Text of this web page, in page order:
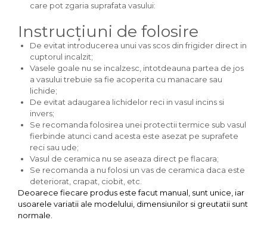
care pot zgaria suprafata vasului:
Instrucțiuni de folosire
De evitat introducerea unui vas scos din frigider direct in
cuptorul incalzit;
Vasele goale nu se incalzesc, intotdeauna partea de jos
a vasului trebuie sa fie acoperita cu manacare sau
lichide;
De evitat adaugarea lichidelor reci in vasul incins si
invers;
Se recomanda folosirea unei protectii termice sub vasul
fierbinde atunci cand acesta este asezat pe suprafete
reci sau ude;
Vasul de ceramica nu se aseaza direct pe flacara;
Se recomanda a nu folosi un vas de ceramica daca este
deteriorat, crapat, ciobit, etc.
Deoarece fiecare produs este facut manual, sunt unice, iar
usoarele variatii ale modelului, dimensiunilor si greutatii sunt
normale.